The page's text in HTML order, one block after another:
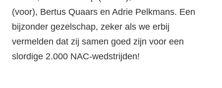
(voor), Bertus Quaars en Adrie Pelkmans. Een
bijzonder gezelschap, zeker als we erbij
vermelden dat zij samen goed zijn voor een
slordige 2.000 NAC-wedstrijden!